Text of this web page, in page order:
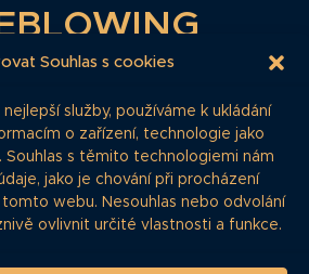
Souhlas s cookies
služby, používáme k ukládání
o zařízení, technologie jako
Souhlas s těmito technologiemi nám
jako je chování při procházení
webu. Nesouhlas nebo odvolání
ovlivnit určité vlastnosti a funkce.
k anonymnímu zaslání
že máte informace, o
měla vědět, zde nám je